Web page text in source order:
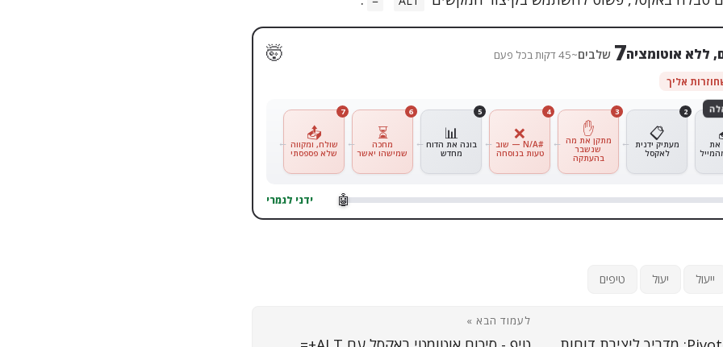
ללא אוטומציה7 שלבים~45 דקות בכל פעם 🤯
7
📤
שולח, ומקווה
שלא פספסתי
6
⏳
מחכה
שמישהו יאשר
5
📊
בונה את הדוח
מחדש
4
❌
#N/A — שוב
טעות בנוסחה
3
✋
מתקן את מה
שנשבר
בהעתקה
2
📋
מעתיק ידנית
לאקסל
🤖 ידני לגמרי
ייעול יעול טיפים
לעמוד הבא »